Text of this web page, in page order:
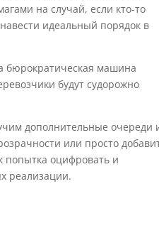
на случай, если кто-то
идеальный порядок в
бюрократическая машина
будут судорожно
дополнительные очереди
или просто
попытка оцифровать и
реализации.